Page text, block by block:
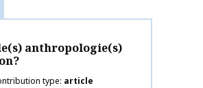
anthropologie(s)
type article